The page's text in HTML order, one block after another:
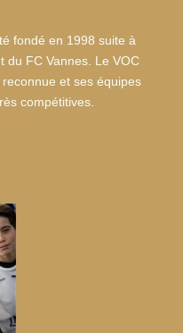
fondé en 1998 suite à
du FC Vannes. Le VOC
et ses équipes
compétitives.